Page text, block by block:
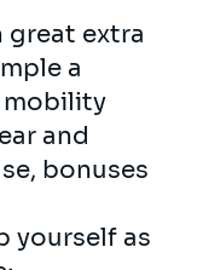
extra
a
mobility
and
bonuses
yourself as